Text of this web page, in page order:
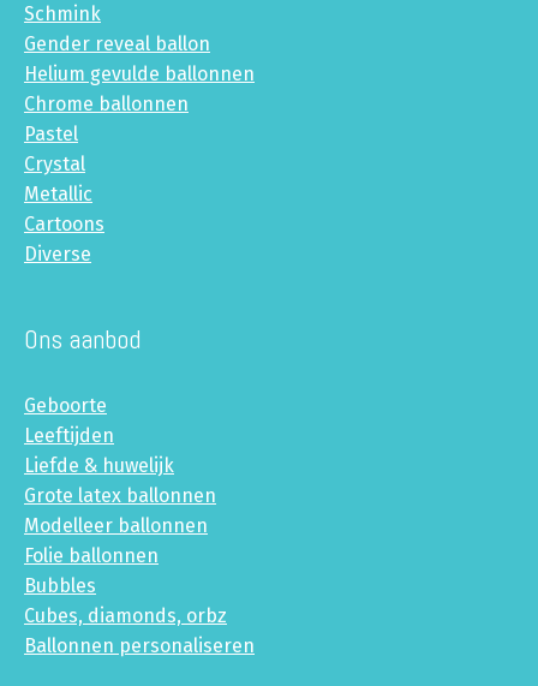
Schmink
Gender reveal ballon
Helium gevulde ballonnen
Chrome ballonnen
Pastel
Crystal
Metallic
Cartoons
Diverse
Ons aanbod
Geboorte
Leeftijden
Liefde & huwelijk
Grote latex ballonnen
Modelleer ballonnen
Folie ballonnen
Bubbles
Cubes, diamonds, orbz
Ballonnen personaliseren